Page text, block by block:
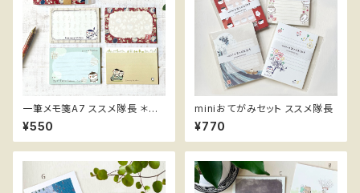
一筆メモ箋A7 ススメ隊長 ＊レ
トロ赤
¥550
miniおてがみセット ススメ隊長
¥770